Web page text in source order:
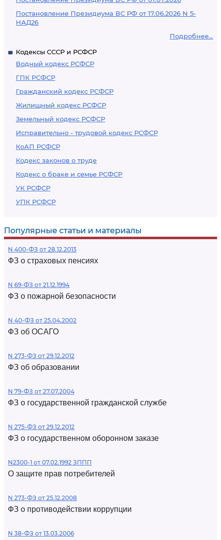
Постановление Президиума ВС РФ от 17.06.2026 N 5-
НАД26
Подробнее...
Кодексы СССР и РСФСР
Водный кодекс РСФСР
ГПК РСФСР
Гражданский кодекс РСФСР
Жилищный кодекс РСФСР
Земельный кодекс РСФСР
Исправительно - трудовой кодекс РСФСР
КоАП РСФСР
Кодекс законов о труде
Кодекс о браке и семье РСФСР
УК РСФСР
УПК РСФСР
Популярные статьи и материалы
N 400-ФЗ от 28.12.2013
ФЗ о страховых пенсиях
N 69-ФЗ от 21.12.1994
ФЗ о пожарной безопасности
N 40-ФЗ от 25.04.2002
ФЗ об ОСАГО
N 273-ФЗ от 29.12.2012
ФЗ об образовании
N 79-ФЗ от 27.07.2004
ФЗ о государственной гражданской службе
N 275-ФЗ от 29.12.2012
ФЗ о государственном оборонном заказе
N2300-1 от 07.02.1992 ЗППП
О защите прав потребителей
N 273-ФЗ от 25.12.2008
ФЗ о противодействии коррупции
N 38-ФЗ от 13.03.2006